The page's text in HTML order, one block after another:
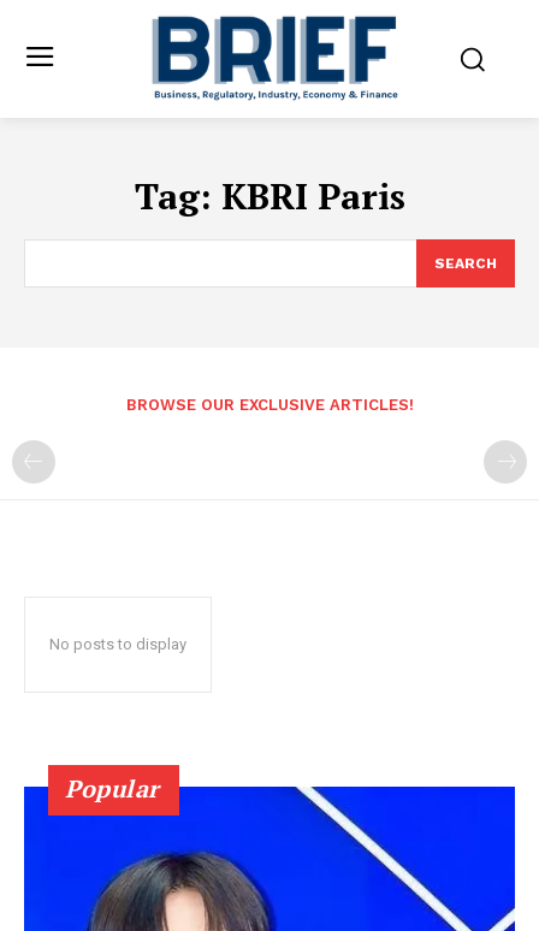
Tag: KBRI Paris
SEARCH
BROWSE OUR EXCLUSIVE ARTICLES!
No posts to display
Popular